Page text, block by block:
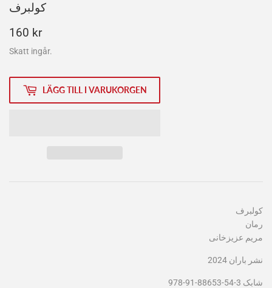
کولبرف
160 kr160
kr
Skatt ingår.
LÄGG TILL I VARUKORGEN
کولبرف
رمان
مریم عزیزخانی
نشر باران 2024
شابک 3-54-88653-91-978